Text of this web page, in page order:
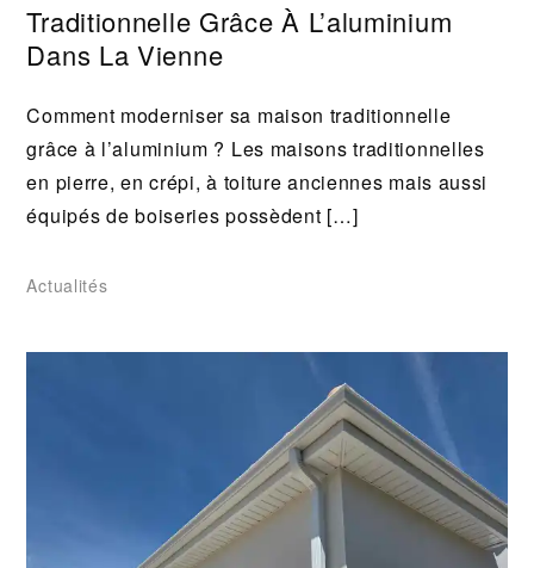
Traditionnelle Grâce À L’aluminium
Dans La Vienne
Comment moderniser sa maison traditionnelle
grâce à l’aluminium ? Les maisons traditionnelles
en pierre, en crépi, à toiture anciennes mais aussi
équipés de boiseries possèdent […]
Actualités